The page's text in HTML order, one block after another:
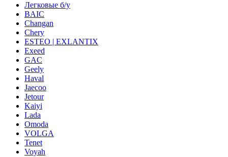
Легковые б/у
BAIC
Changan
Chery
ESTEO | EXLANTIX
Exeed
GAC
Geely
Haval
Jaecoo
Jetour
Kaiyi
Lada
Omoda
VOLGA
Tenet
Voyah